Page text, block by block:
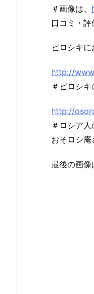
＃画像は、
口コミ・
ピロシキ
http://
＃ピロシ
http://
＃ロシア
おそロシ庵
最後の画像